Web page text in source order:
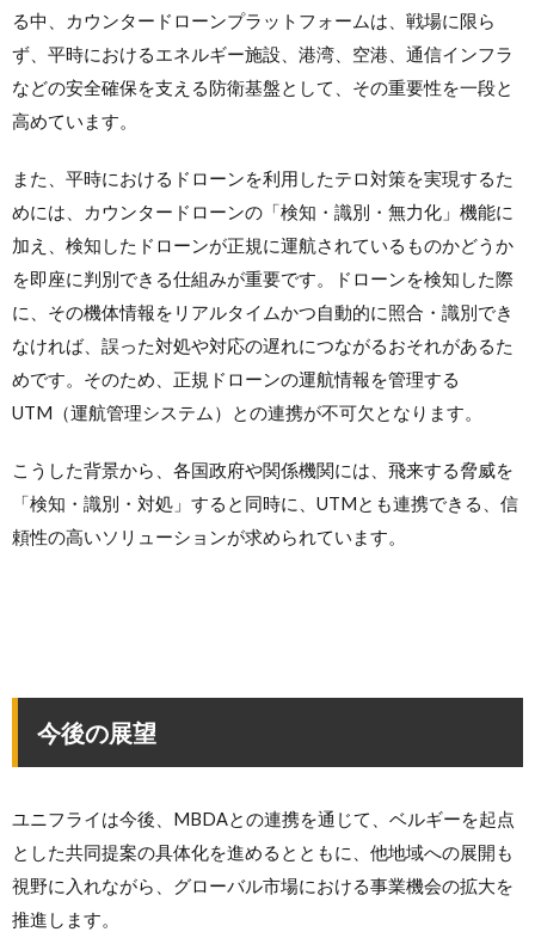
る中、カウンタードローンプラットフォームは、戦場に限ら
ず、平時におけるエネルギー施設、港湾、空港、通信インフラ
などの安全確保を支える防衛基盤として、その重要性を一段と
高めています。
また、平時におけるドローンを利用したテロ対策を実現するた
めには、カウンタードローンの「検知・識別・無力化」機能に
加え、検知したドローンが正規に運航されているものかどうか
を即座に判別できる仕組みが重要です。ドローンを検知した際
に、その機体情報をリアルタイムかつ自動的に照合・識別でき
なければ、誤った対処や対応の遅れにつながるおそれがあるた
めです。そのため、正規ドローンの運航情報を管理する
UTM（運航管理システム）との連携が不可欠となります。
こうした背景から、各国政府や関係機関には、飛来する脅威を
「検知・識別・対処」すると同時に、UTMとも連携できる、信
頼性の高いソリューションが求められています。
今後の展望
ユニフライは今後、MBDAとの連携を通じて、ベルギーを起点
とした共同提案の具体化を進めるとともに、他地域への展開も
視野に入れながら、グローバル市場における事業機会の拡大を
推進します。